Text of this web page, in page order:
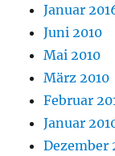
Januar
Juni 2010
Mai 2010
März 2010
Februar
Januar
Dezember